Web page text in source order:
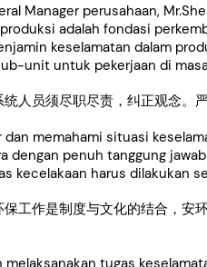
Manager perusahaan,
adalah fondasi
keselamatan dalam
unit untuk pekerjaan di
人员须尽职尽责，纠正观念。
memahami situasi
dengan penuh tanggung
kecelakaan harus dilakukan
保工作是制度与文化的结合，安
tugas